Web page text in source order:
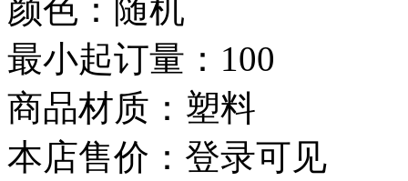
颜色：随机
最小起订量：100
商品材质：塑料
本店售价： 登录可见